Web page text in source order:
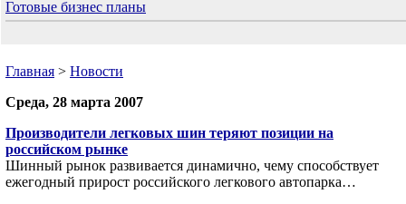
Готовые бизнес планы
Главная > Новости
Среда, 28 марта 2007
Производители легковых шин теряют позиции на
российском рынке
Шинный рынок развивается динамично, чему способствует
ежегодный прирост российского легкового автопарка…